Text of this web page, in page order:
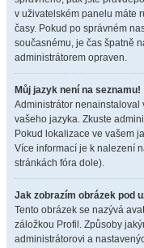
v uživatelském panelu máte
časy. Pokud po správném
současnému, je čas špatně
administrátorem opraven.
Můj jazyk není na seznamu!
Administrátor
vašeho jazyka. Zkuste
Pokud lokalizace ve vašem
Více informací je k nalezení
stránkách fóra dole).
Jak zobrazím obrázek pod
Tento obrázek se nazývá
záložkou Profil. Způsoby
administrátorovi a